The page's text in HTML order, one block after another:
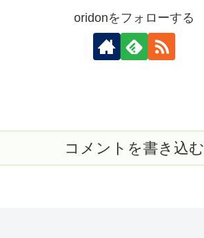
oridonをフォローする
コメントを書き込む